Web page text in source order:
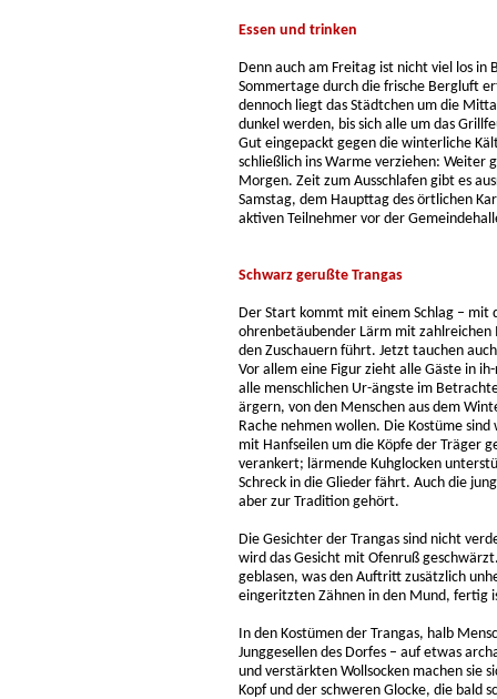
Essen und trinken
Denn auch am Freitag ist nicht viel los in
Sommertage durch die frische Bergluft
dennoch liegt das Städtchen um die
dunkel werden, bis sich alle um das
Gut eingepackt gegen die winterliche
schließlich ins Warme verziehen: Weiter
Morgen. Zeit zum Ausschlafen gibt es
Samstag, dem Haupttag des örtlichen
aktiven Teilnehmer vor der
Schwarz gerußte Trangas
Der Start kommt mit einem Schlag – mit
ohrenbetäubender Lärm mit zahlreichen
den Zuschauern führt. Jetzt tauchen
Vor allem eine Figur zieht alle Gäste in
alle menschlichen Ur-ängste im
ärgern, von den Menschen aus dem
Rache nehmen wollen. Die Kostüme
mit Hanfseilen um die Köpfe der Träger
verankert; lärmende Kuhglocken
Schreck in die Glieder fährt. Auch die
aber zur Tradition gehört.
Die Gesichter der Trangas sind nicht
wird das Gesicht mit Ofenruß
geblasen, was den Auftritt zusätzlich
eingeritzten Zähnen in den Mund, fertig
In den Kostümen der Trangas, halb
Junggesellen des Dorfes – auf etwas
und verstärkten Wollsocken machen sie
Kopf und der schweren Glocke, die bald